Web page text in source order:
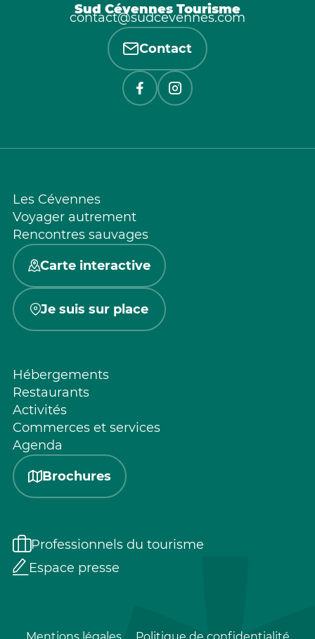
Sud Cévennes Tourisme
contact@sudcevennes.com
Contact
Les Cévennes
Voyager autrement
Rencontres sauvages
Carte interactive
Je suis sur place
Hébergements
Restaurants
Activités
Commerces et services
Agenda
Brochures
Professionnels du tourisme
Espace presse